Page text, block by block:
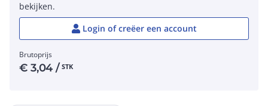
bekijken.
Login of creëer een account
Brutoprijs
€3,04 / STK